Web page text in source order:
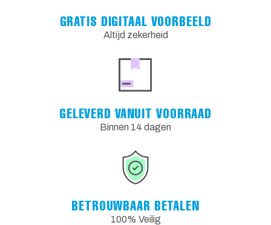
GRATIS DIGITAAL VOORBEELD
Altijd zekerheid
GELEVERD VANUIT VOORRAAD
Binnen 14 dagen
BETROUWBAAR BETALEN
100% Veilig